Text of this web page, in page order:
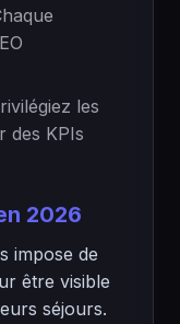
les
des KPIs
2026
impose de
être visible
séjours.